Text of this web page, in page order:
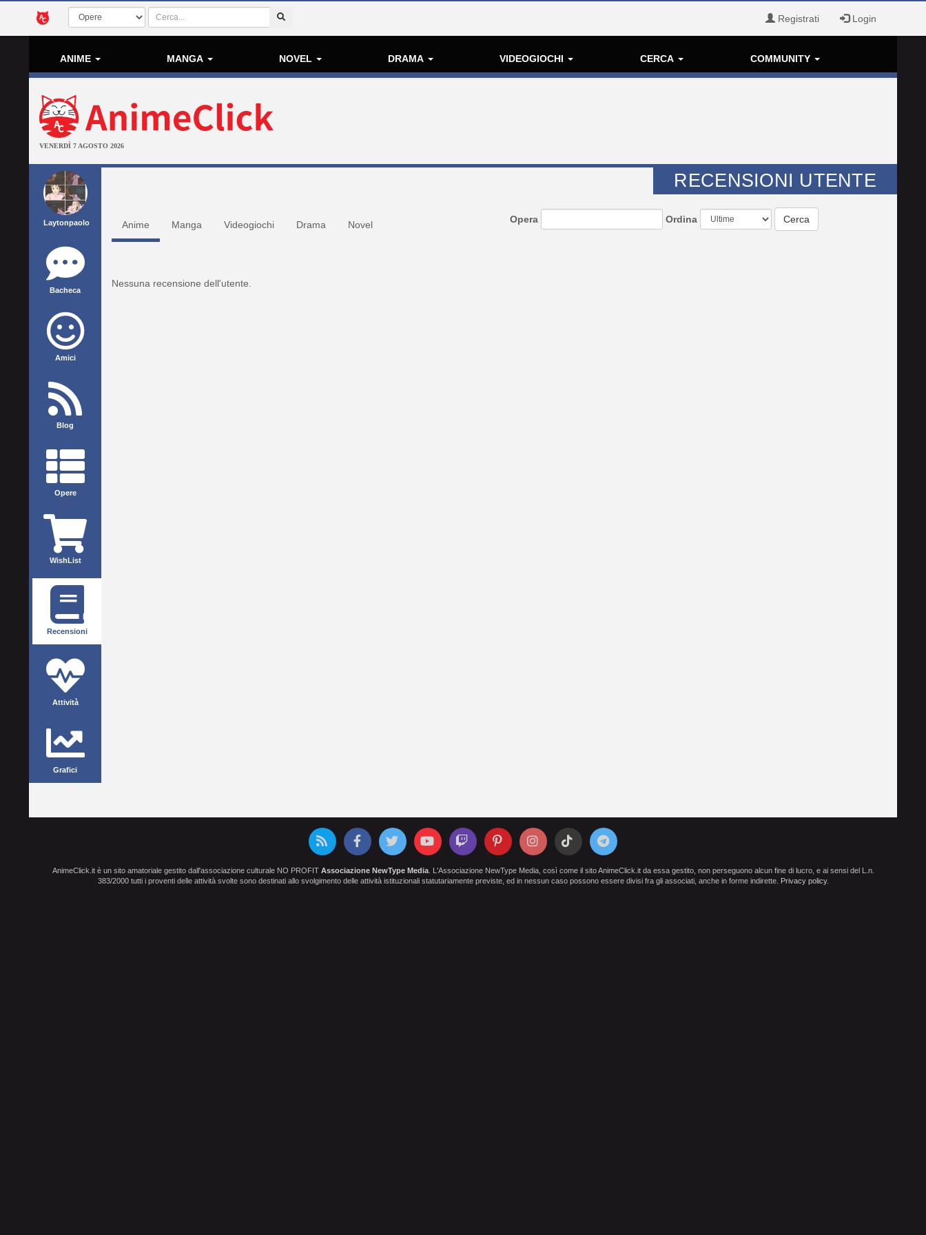
Registrati Login
ANIME MANGA NOVEL DRAMA VIDEOGIOCHI CERCA COMMUNITY
VENERDÌ 7 AGOSTO 2026
Laytonpaolo
Bacheca
Amici
Blog
Opere
WishList
Recensioni
Attività
Grafici
RECENSIONI UTENTE
Anime Manga Videogiochi Drama Novel Opera Ordina Cerca
Nessuna recensione dell'utente.
AnimeClick.it è un sito amatoriale gestito dall'associazione culturale NO PROFIT Associazione NewType Media. L'Associazione NewType Media, così come il sito AnimeClick.it da essa gestito, non perseguono alcun fine di lucro, e ai sensi del L.n.
383/2000 tutti i proventi delle attività svolte sono destinati allo svolgimento delle attività istituzionali statutariamente previste, ed in nessun caso possono essere divisi fra gli associati, anche in forme indirette. Privacy policy.